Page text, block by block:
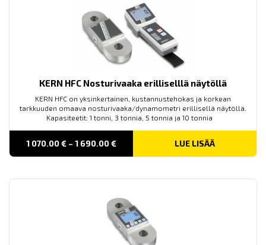
KERN HFC Nosturivaaka erilliselllä näytöllä
KERN HFC on yksinkertainen, kustannustehokas ja korkean
tarkkuuden omaava nosturivaaka/dynamometri erillisellä näytöllä.
Kapasiteetit: 1 tonni, 3 tonnia, 5 tonnia ja 10 tonnia
1 070.00€ – 1 690.00€Price
1 070.00 €
LUE LISÄÄ